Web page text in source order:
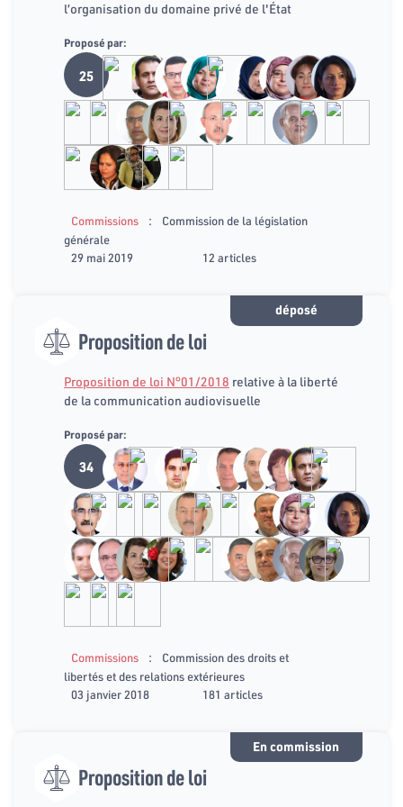
l’organisation du domaine privé de l'État
Proposé par:
25
Commissions :
Commission de la législation
générale
29 mai 2019
12 articles
déposé
Proposition de loi
Proposition de loi N°01/2018 relative à la liberté
de la communication audiovisuelle
Proposé par:
34
Commissions :
Commission des droits et
libertés et des relations extérieures
03 janvier 2018
181 articles
En commission
Proposition de loi